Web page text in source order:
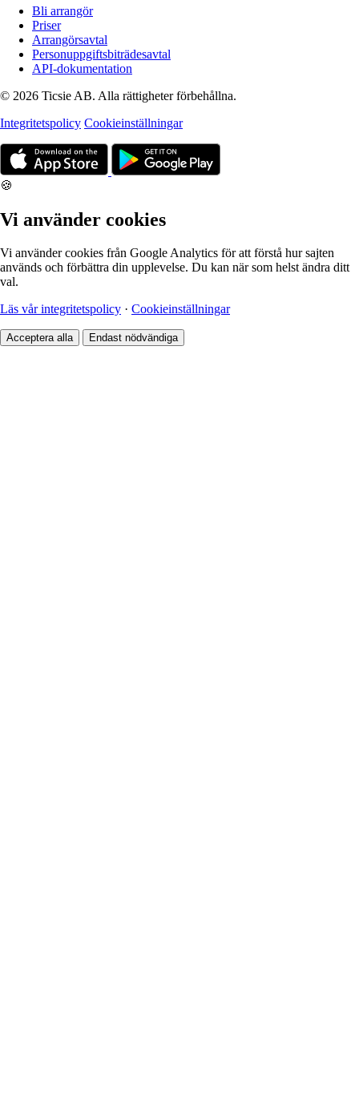
Bli arrangör
Priser
Arrangörsavtal
Personuppgiftsbiträdesavtal
API-dokumentation
© 2026 Ticsie AB. Alla rättigheter förbehållna.
Integritetspolicy Cookieinställningar
🍪
Vi använder cookies
Vi använder cookies från Google Analytics för att förstå hur sajten
används och förbättra din upplevelse. Du kan när som helst ändra ditt
val.
Läs vår integritetspolicy · Cookieinställningar
Acceptera alla Endast nödvändiga